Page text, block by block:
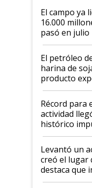
El campo ya
16.000
pasó en julio
El petróleo
harina de
producto
el agro
diez dólares
liderazgo en
récord
Récord para
actividad
histórico
cosecha y
Levantó un
creó el lugar
destaca que